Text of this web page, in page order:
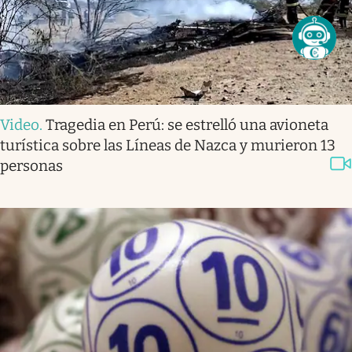
Video. Tragedia en Perú: se estrelló una avioneta
turística sobre las Líneas de Nazca y murieron 13
personas